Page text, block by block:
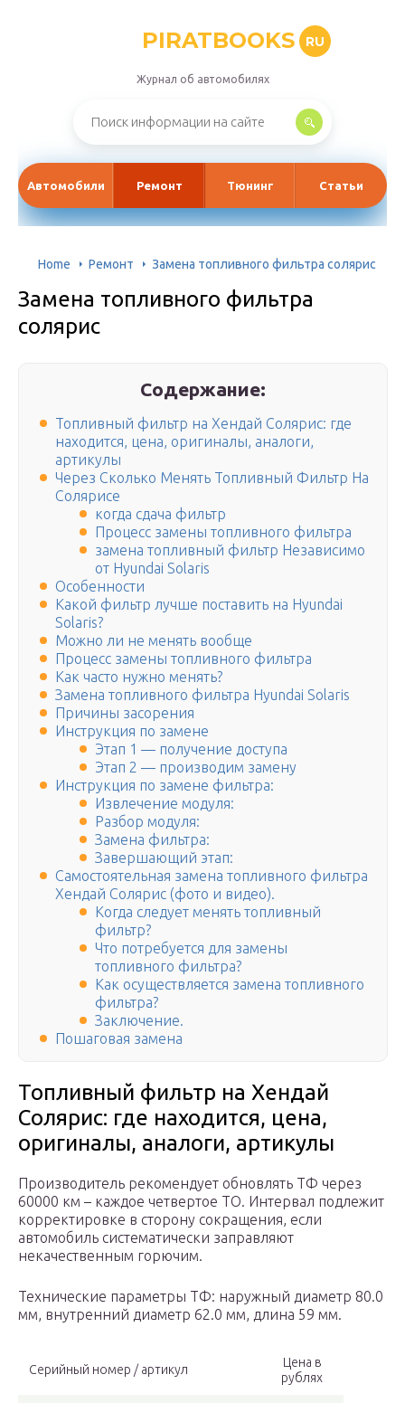
PIRATBOOKS RU
Журнал об автомобилях
Автомобили Ремонт Тюнинг Статьи
Home Ремонт Замена топливного фильтра солярис
Замена топливного фильтра
солярис
Содержание:
Топливный фильтр на Хендай Солярис: где
находится, цена, оригиналы, аналоги,
артикулы
Через Сколько Менять Топливный Фильтр На
Солярисе
когда сдача фильтр
Процесс замены топливного фильтра
замена топливный фильтр Независимо
от Hyundai Solaris
Особенности
Какой фильтр лучше поставить на Hyundai
Solaris?
Можно ли не менять вообще
Процесс замены топливного фильтра
Как часто нужно менять?
Замена топливного фильтра Hyundai Solaris
Причины засорения
Инструкция по замене
Этап 1 — получение доступа
Этап 2 — производим замену
Инструкция по замене фильтра:
Извлечение модуля:
Разбор модуля:
Замена фильтра:
Завершающий этап:
Самостоятельная замена топливного фильтра
Хендай Солярис (фото и видео).
Когда следует менять топливный
фильтр?
Что потребуется для замены
топливного фильтра?
Как осуществляется замена топливного
фильтра?
Заключение.
Пошаговая замена
Топливный фильтр на Хендай
Солярис: где находится, цена,
оригиналы, аналоги, артикулы
Производитель рекомендует обновлять ТФ через
60000 км – каждое четвертое ТО. Интервал подлежит
корректировке в сторону сокращения, если
автомобиль систематически заправляют
некачественным горючим.
Технические параметры ТФ: наружный диаметр 80.0
мм, внутренний диаметр 62.0 мм, длина 59 мм.
Серийный номер / артикул
Цена в
рублях